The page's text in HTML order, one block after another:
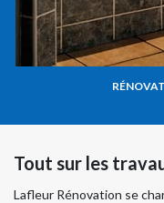
Tout sur les
Lafleur Rénovation se